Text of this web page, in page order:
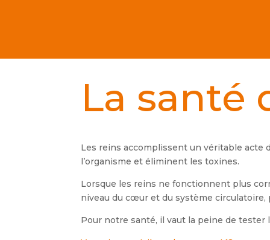
La santé
Les reins accomplissent un véritable acte
l’organisme et éliminent les toxines.
Lorsque les reins ne fonctionnent plus
niveau du cœur et du système circulatoire,
Pour notre santé, il vaut la peine de tester